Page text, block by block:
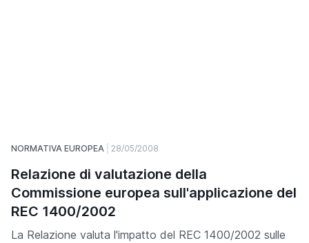
NORMATIVA EUROPEA 28/05/2008
Relazione di valutazione della
Commissione europea sull'applicazione del
REC 1400/2002
La Relazione valuta l'impatto del REC 1400/2002 sulle